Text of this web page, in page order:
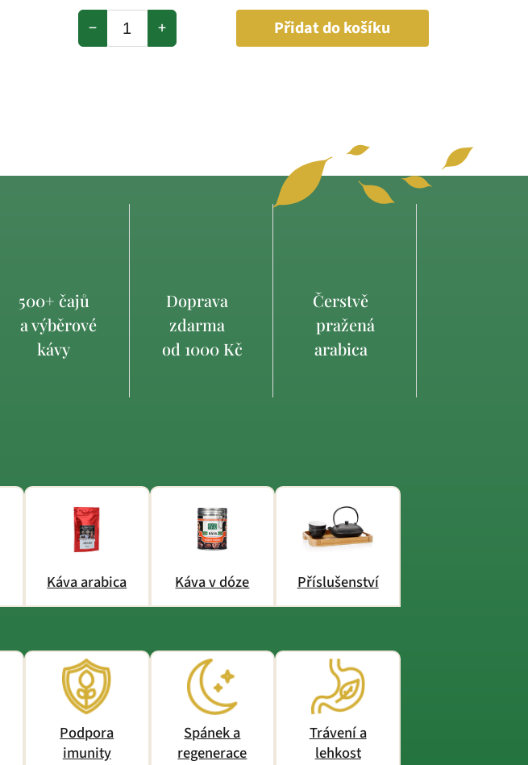
+
− Přidat do košíku
500+ čajů
a výběrové
kávy
Doprava
zdarma
od 1000 Kč
Čerstvě
pražená
arabica
Káva arabica Káva v dóze Příslušenství
Podpora
imunity
Spánek a
regenerace
Trávení a
lehkost